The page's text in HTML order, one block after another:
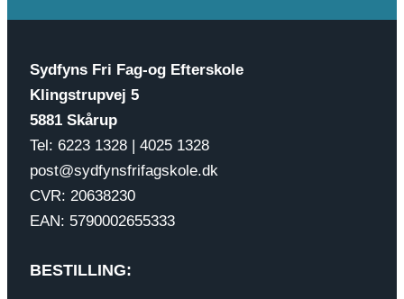
Sydfyns Fri Fag-og Efterskole
Klingstrupvej 5
5881 Skårup
Tel: 6223 1328 | 4025 1328
post@sydfynsfrifagskole.dk
CVR: 20638230
EAN: 5790002655333
BESTILLING: